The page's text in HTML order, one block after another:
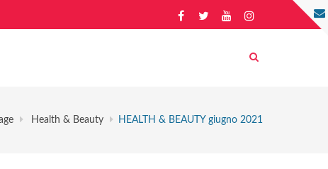
Health & Beauty HEALTH & BEAUTY giugno 2021